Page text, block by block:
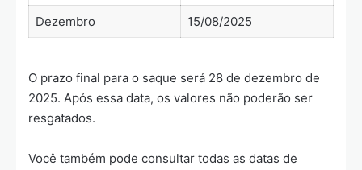
Dezembro 15/08/2025
O prazo final para o saque será 28 de dezembro de
2025. Após essa data, os valores não poderão ser
resgatados.
Você também pode consultar todas as datas de